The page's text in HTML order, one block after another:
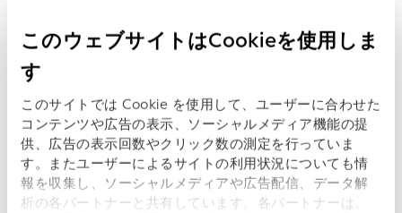
このウェブサイトはCookieを使用しま
す
このサイトでは Cookie を使用して、ユーザーに合わせた
コンテンツや広告の表示、ソーシャルメディア機能の提
供、広告の表示回数やクリック数の測定を行っていま
す。またユーザーによるサイトの利用状況についても情
報を収集し、ソーシャルメディアや広告配信、データ解
析の各パートナーと共有しています。各パートナーは、
してきました。
これらの役割を通じて、組織内の主要な識別子としての
LEIの採用を推進しています。システム、データセッ
ト、プロセス間のより効率的な統合と相互運用性を可能
にするだけでなく、分析とレポート作成において、組織
データを調和させる強力なツールとしての価値を高めて
います。